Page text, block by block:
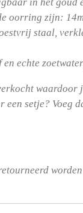
oorring zijn:
staal,
echte
waardoor
setje? Voeg